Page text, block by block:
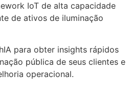
IoT de alta capacidade
de ativos de iluminação
para obter insights rápidos
pública de seus clientes e
operacional.